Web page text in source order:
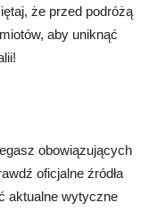
że przed podróżą
aby uniknąć
obowiązujących
oficjalne źródła
aktualne wytyczne